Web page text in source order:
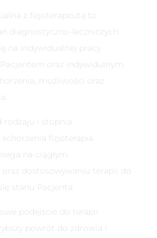
z fizjoterapeutą to
diagnostyczno-leczniczych.
na indywidualnej pracy
Pacjentem oraz indywidulnym
możliwości oraz
rodzaju i stopnia
fizjoterapia
na ciągłym
dostosowywaniu terapii do
stanu Pacjenta.
podejście do terapii
powrót do zdrowia i